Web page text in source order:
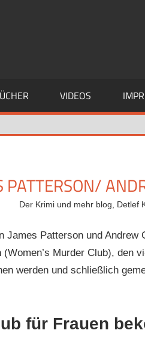
VIDEOS
Der Krimi und mehr blog Detlef
James Patterson und
Murder Club), den
werden und schließlich
für Frauen